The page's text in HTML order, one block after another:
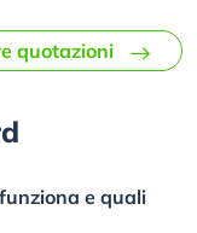
quotazioni
e quali